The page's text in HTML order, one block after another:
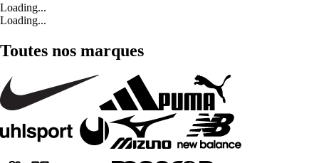
Loading...
Loading...
Toutes nos marques